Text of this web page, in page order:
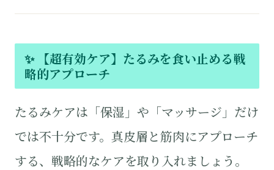
✨ 【超有効ケア】たるみを食い止める戦
略的アプローチ
たるみケアは「保湿」や「マッサージ」だけ
では不十分です。真皮層と筋肉にアプローチ
する、戦略的なケアを取り入れましょう。